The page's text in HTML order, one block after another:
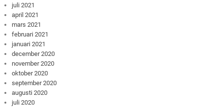
juli 2021
april 2021
mars 2021
februari 2021
januari 2021
december 2020
november 2020
oktober 2020
september 2020
augusti 2020
juli 2020